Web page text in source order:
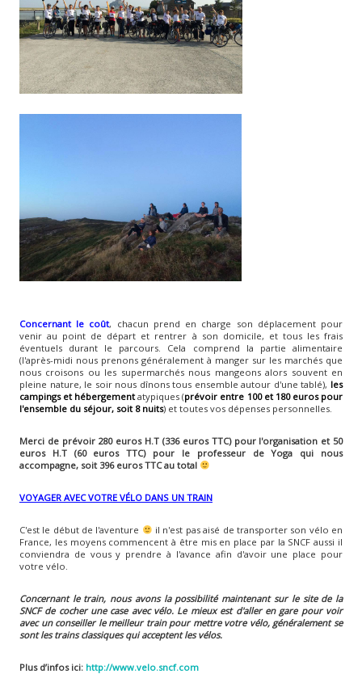
Concernant le coût, chacun prend en charge son déplacement pour
venir au point de départ et rentrer à son domicile, et tous les frais
éventuels durant le parcours. Cela comprend la partie alimentaire
(l'après-midi nous prenons généralement à manger sur les marchés que
nous croisons ou les supermarchés nous mangeons alors souvent en
pleine nature, le soir nous dînons tous ensemble autour d'une tablé), les
campings et hébergementatypiques (prévoir entre 100 et 180 euros pour
l'ensemble du séjour, soit 8 nuits) et toutes vos dépenses personnelles.
Merci de prévoir 280 euros H.T (336 euros TTC) pour l'organisation et 50
euros H.T (60 euros TTC) pour le professeur de Yoga qui nous
accompagne, soit 396 euros TTC au total
VOYAGER AVEC VOTRE VÉLO DANS UN TRAIN
C'est le début de l'aventure
il n'est pas aisé de transporter son vélo en
France, les moyens commencent à être mis en place par la SNCF aussi il
conviendra de vous y prendre à l'avance afin d'avoir une place pour
votre vélo.
Concernant le train, nous avons la possibilité maintenant sur le site de la
SNCF de cocher une case avec vélo. Le mieux est d'aller en gare pour voir
avec un conseiller le meilleur train pour mettre votre vélo, généralement se
sont les trains classiques qui acceptent les vélos.
Plus d’infos ici: http://www.velo.sncf.com